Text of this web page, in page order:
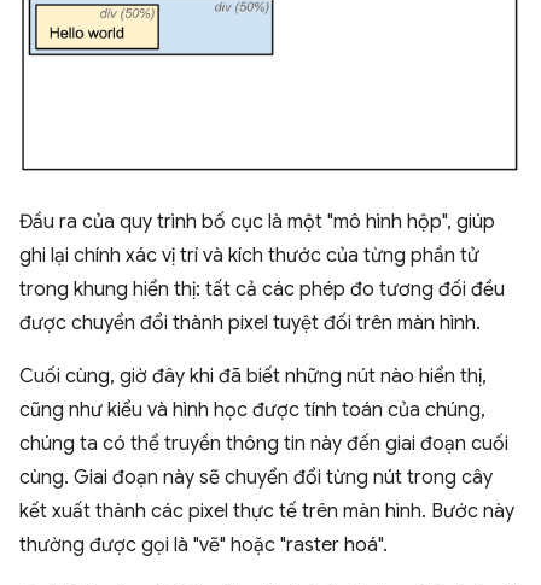
Đầu ra của quy trình bố cục là một "mô hình hộp", giúp
ghi lại chính xác vị trí và kích thước của từng phần tử
trong khung hiển thị: tất cả các phép đo tương đối đều
được chuyển đổi thành pixel tuyệt đối trên màn hình.
Cuối cùng, giờ đây khi đã biết những nút nào hiển thị,
cũng như kiểu và hình học được tính toán của chúng,
chúng ta có thể truyền thông tin này đến giai đoạn cuối
cùng. Giai đoạn này sẽ chuyển đổi từng nút trong cây
kết xuất thành các pixel thực tế trên màn hình. Bước này
thường được gọi là "vẽ" hoặc "raster hoá".